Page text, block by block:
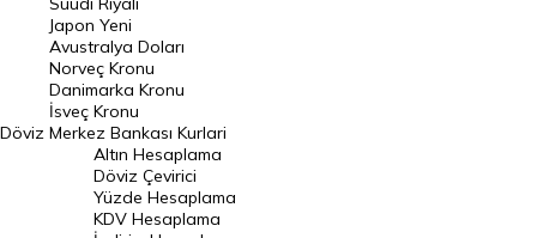
Avustralya Doları
Danimarka Kronu Kuru
Kanada Doları Kuru
Norveç Kronu Kuru
İsveç Kronu Kuru
Japon Yeni Kuru
Döviz
Japon Yeni
Avustralya Doları
Norveç Kronu
Danimarka Kronu
İsveç Kronu
Merkez Bankası Kurlari
Altın Hesaplama
Döviz Çevirici
Yüzde Hesaplama
KDV Hesaplama